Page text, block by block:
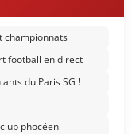
championnats
football en direct
du Paris SG !
phocéen